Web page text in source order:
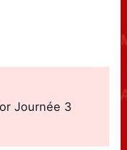
Journée 3